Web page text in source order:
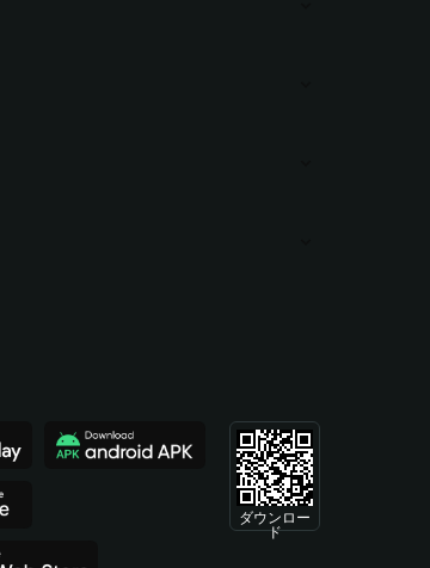
ダウンロー
ド